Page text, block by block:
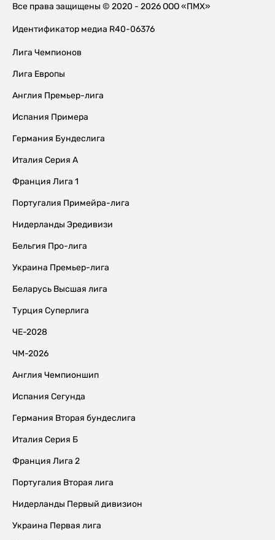
Все права защищены © 2020 - 2026 ООО «ПМХ»
Идентификатор медиа R40-06376
Лига Чемпионов
Лига Европы
Англия Премьер-лига
Испания Примера
Германия Бундеслига
Италия Серия А
Франция Лига 1
Португалия Примейра-лига
Нидерланды Эредивизи
Бельгия Про-лига
Украина Премьер-лига
Беларусь Высшая лига
Турция Суперлига
ЧЕ-2028
ЧМ-2026
Англия Чемпионшип
Испания Сегунда
Германия Вторая бундеслига
Италия Серия Б
Франция Лига 2
Португалия Вторая лига
Нидерланды Первый дивизион
Украина Первая лига